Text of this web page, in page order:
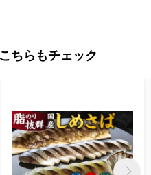
ちらもチェック